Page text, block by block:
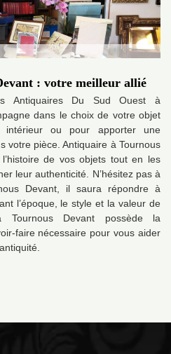
: votre meilleur allié
Antiquaires Du Sud Ouest à
dans le choix de votre objet
ou pour apporter une
votre pièce. Antiquaire à Tournous
de vos objets tout en les
leur authenticité. N’hésitez pas à
Devant, il saura répondre à
l’époque, le style et la valeur de
Tournous Devant possède la
faire nécessaire pour vous aider